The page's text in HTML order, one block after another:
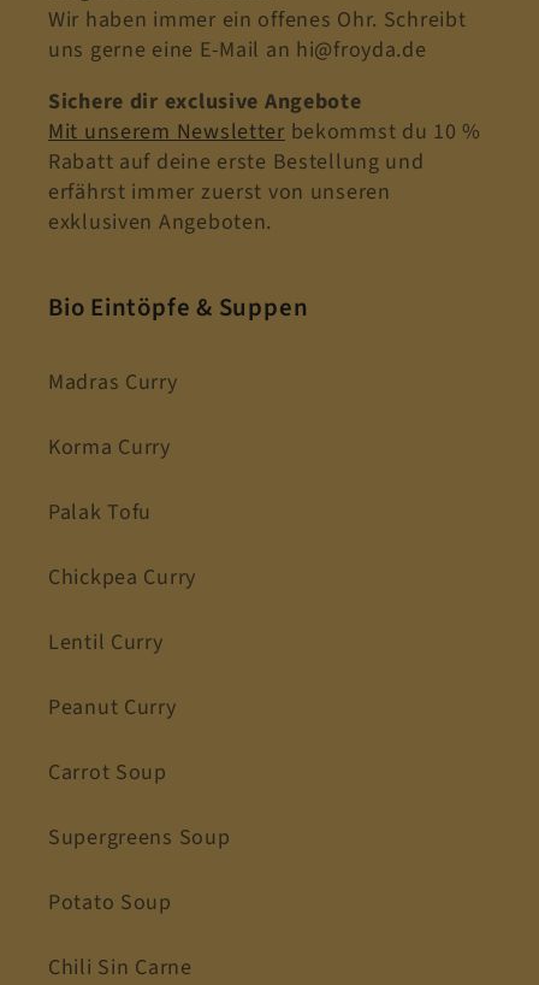
Wir haben immer ein offenes Ohr. Schreibt
uns gerne eine E-Mail an hi@froyda.de
Sichere dir exclusive Angebote
Mit unserem Newsletter bekommst du 10 %
Rabatt auf deine erste Bestellung und
erfährst immer zuerst von unseren
exklusiven Angeboten.
Bio Eintöpfe & Suppen
Madras Curry
Korma Curry
Palak Tofu
Chickpea Curry
Lentil Curry
Peanut Curry
Carrot Soup
Supergreens Soup
Potato Soup
Chili Sin Carne